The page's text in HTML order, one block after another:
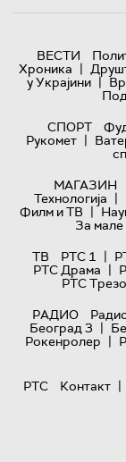
ВЕСТИ
Хроника |
у Украјини |
СПОРТ
Рукомет |
МАГАЗИН
Технологијa |
Филм и ТВ |
За мале
ТВ
РТС 1 |
РТС Драма |
РТС
РАДИО
Београд 3 |
Рокенролер |
РТС
Контакт |